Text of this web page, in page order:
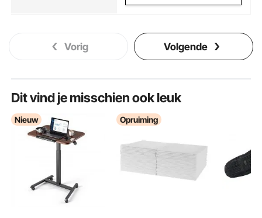
Vorig Volgende
Dit vind je misschien ook leuk
Nieuw Opruiming